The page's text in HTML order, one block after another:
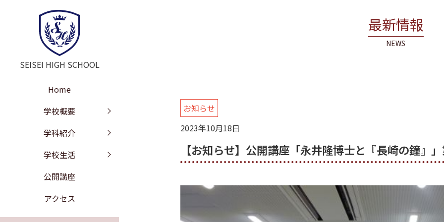
最新情報
NEWS
お知らせ
2023年10月18日
【お知らせ】公開講座「永井隆博士と『長崎の鐘』
SEISEI HIGH SCHOOL
Home
学校概要
学校長挨拶
教訓・教育目標
学校沿革
いじめ防止の基本方針
学科紹介
教育の特色
文理探究科
工学探究科
学校生活
年間行事
部活動
進路情報
公開講座
アクセス